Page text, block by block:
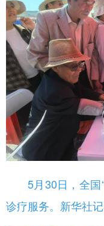
5月30日，全国“
诊疗服务。新华社